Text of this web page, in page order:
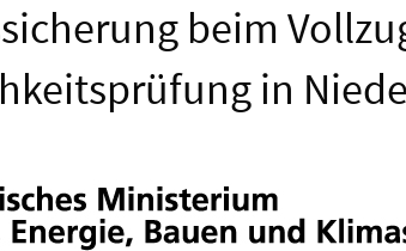
beim
in